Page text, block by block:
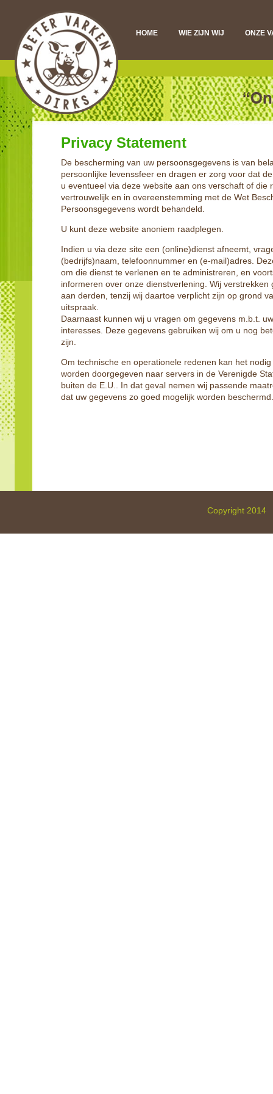
HOME WIE ZIJN WIJ ONZE
Privacy Statement
De bescherming van uw persoonsgegevens is van
persoonlijke levenssfeer en dragen er zorg voor dat
u eventueel via deze website aan ons verschaft of die
vertrouwelijk en in overeenstemming met de Wet
Persoonsgegevens wordt behandeld.
U kunt deze website anoniem raadplegen.
Indien u via deze site een (online)dienst afneemt,
(bedrijfs)naam, telefoonnummer en (e-mail)adres.
om die dienst te verlenen en te administreren, en
informeren over onze dienstverlening. Wij verstrekken
aan derden, tenzij wij daartoe verplicht zijn op grond
uitspraak.
Daarnaast kunnen wij u vragen om gegevens m.b.t.
interesses. Deze gegevens gebruiken wij om u nog
zijn.
Om technische en operationele redenen kan het
worden doorgegeven naar servers in de Verenigde
buiten de E.U.. In dat geval nemen wij passende
dat uw gegevens zo goed mogelijk worden beschermd.
Copyright 2014